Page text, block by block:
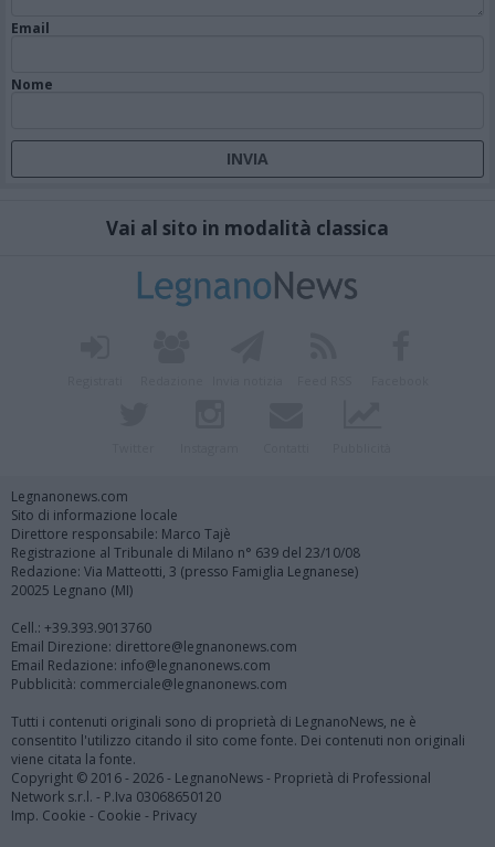
Email
Nome
Vai al sito in modalità classica
Legnanonews.com
Sito di informazione locale
Direttore responsabile: Marco Tajè
Registrazione al Tribunale di Milano n° 639 del 23/10/08
Redazione: Via Matteotti, 3 (presso Famiglia Legnanese)
20025 Legnano (MI)
Cell.: +39.393.9013760
Email Direzione: direttore@legnanonews.com
Email Redazione: info@legnanonews.com
Pubblicità: commerciale@legnanonews.com
Tutti i contenuti originali sono di proprietà di LegnanoNews, ne è
consentito l'utilizzo citando il sito come fonte. Dei contenuti non originali
viene citata la fonte.
Copyright © 2016 - 2026 - LegnanoNews - Proprietà di Professional
Network s.r.l. - P.Iva 03068650120
Imp. Cookie - Cookie - Privacy